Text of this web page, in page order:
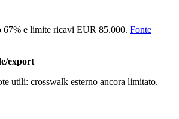
67% e limite ricavi EUR 85.000. Fonte
export
utili: crosswalk esterno ancora limitato.